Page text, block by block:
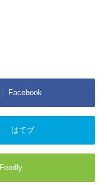
Facebook
はてブ
Feedly